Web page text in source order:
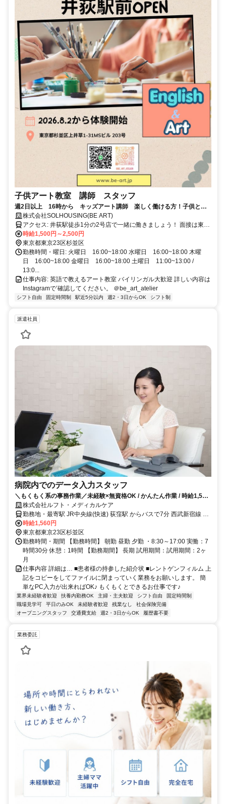
子供アート教室 講師 スタッフ
週2日以上 16時から キッズアート講師 楽しく働ける方！子供と英
語で会話できる方優先♡
株式会社SOLHOUSING(BE ART)
アクセス: 井荻駅徒歩1分の2号店で一緒に働きましょう！ 面接は東久
留米駅前の1号店でも可能です。
時給1,500円～2,500円
東京都東京23区杉並区
勤務時間・曜日: 火曜日 16:00~18:00 水曜日 16:00~18:00 木曜
日 16:00~18:00 金曜日 16:00~18:00 土曜日 11:00~13:00 /
13:0...
仕事内容: 英語で教えるアート教室 バイリンガル大歓迎 詳しい内容は
Instagramで’確認してください。 ＠be_art_atelier
シフト自由 固定時間制 駅近5分以内 週2・3日からOK シフト制
派遣社員
病院内でのデータ入力スタッフ
＼もくもく系の事務作業／未経験×無資格OK / かんたん作業 / 時給1,560
円 / 土日祝休み
株式会社ルフト・メディカルケア
勤務地・最寄駅 JR中央線(快速) 荻窪駅 からバスで7分 西武新宿線 上
井草駅 から徒歩10分
時給1,560円
東京都東京23区杉並区
勤務時間・期間 【勤務時間】 朝勤 昼勤 夕勤 ・8:30～17:00 実働：7
時間30分 休憩：1時間 【勤務期間】 長期 試用期間：試用期間：2ヶ
月
仕事内容 詳細は… ■患者様の持参した紹介状 ■レントゲンフィルム 上
記をコピーをしてファイルに閉まっていく業務をお願いします。 簡
単なPC入力が出来ればOK♪ もくもくとできるお仕事です♪
業界未経験者歓迎 扶養内勤務OK 主婦・主夫歓迎 シフト自由
固定時間制
職場見学可
平日のみOK 未経験者歓迎 残業なし
社会保険完備
オープニングスタッフ
交通費支給 週2・3日からOK 履歴書不要
業務委託